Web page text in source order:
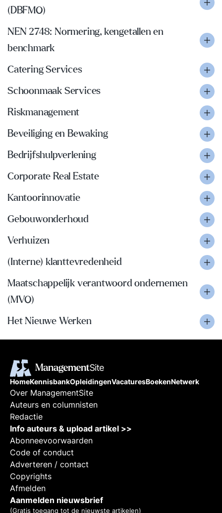
(DBFMO)
NEN 2748: Normering, kengetallen en
benchmark
Catering Services
Schoonmaak Services
Riskmanagement
Beveiliging en Bewaking
Bedrijfshulpverlening
Corporate Real Estate
Kantoorinnovatie
Gebouwonderhoud
Verhuizen
(Interne) klanttevredenheid
Maatschappelijk verantwoord ondernemen
(MVO)
Het Nieuwe Werken
HomeKennisbankOpleidingenVacaturesBoekenNetwerk
Over ManagementSite
Auteurs en columnisten
Redactie
Info auteurs & upload artikel >>
Abonneevoorwaarden
Code of conduct
Adverteren / contact
Copyrights
Afmelden
Aanmelden nieuwsbrief
(Gratis toegang tot de nieuwste artikelen)